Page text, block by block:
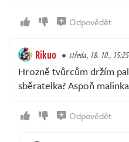
Odpovědět
Rikuo středa, 18. 10., 15:25
Hrozně tvůrcům držím
sběratelka? Aspoň
Odpovědět